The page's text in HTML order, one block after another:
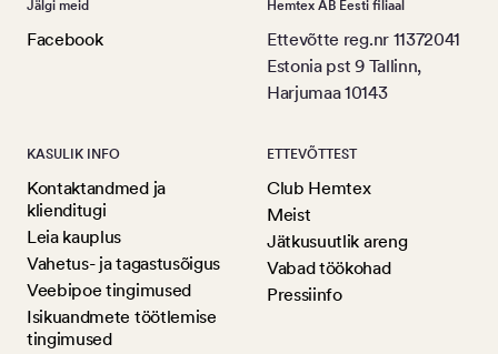
Jälgi meid
Facebook
Hemtex AB Eesti filiaal
Ettevõtte reg.nr 11372041
Estonia pst 9 Tallinn,
Harjumaa 10143
KASULIK INFO
Kontaktandmed ja
klienditugi
Leia kauplus
Vahetus- ja tagastusõigus
Veebipoe tingimused
Isikuandmete töötlemise
tingimused
ETTEVÕTTEST
Club Hemtex
Meist
Jätkusuutlik areng
Vabad töökohad
Pressiinfo